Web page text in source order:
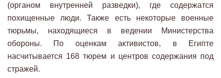
(органом внутренней разведки), где содержатся
похищенные люди. Также есть некоторые военные
тюрьмы, находящиеся в ведении Министерства
обороны. По оценкам активистов, в Египте
насчитывается 168 тюрем и центров содержания под
стражей.